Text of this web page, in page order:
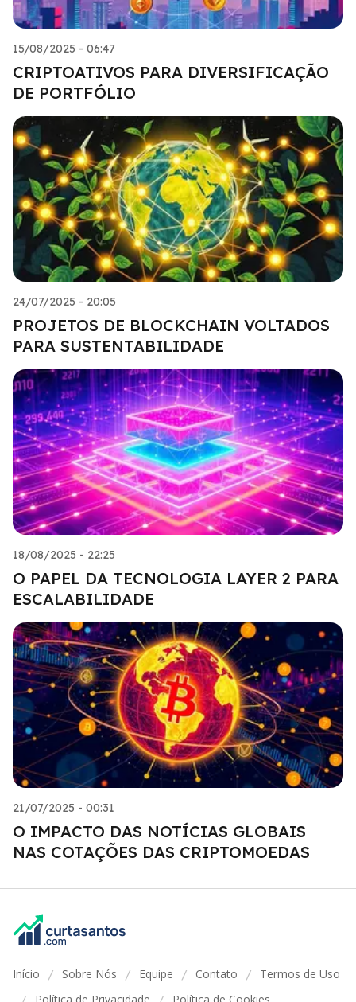
15/08/2025 - 06:47
CRIPTOATIVOS PARA DIVERSIFICAÇÃO
DE PORTFÓLIO
24/07/2025 - 20:05
PROJETOS DE BLOCKCHAIN VOLTADOS
PARA SUSTENTABILIDADE
18/08/2025 - 22:25
O PAPEL DA TECNOLOGIA LAYER 2 PARA
ESCALABILIDADE
21/07/2025 - 00:31
O IMPACTO DAS NOTÍCIAS GLOBAIS
NAS COTAÇÕES DAS CRIPTOMOEDAS
Início / Sobre Nós / Equipe / Contato / Termos de Uso